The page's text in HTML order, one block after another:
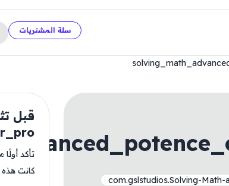
سلة المشتريات
com.gslstudios.Solving-
قبل
تأكد
كانت